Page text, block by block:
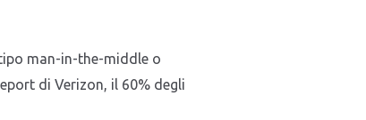
man-in-the-middle o
di Verizon, il 60% degli